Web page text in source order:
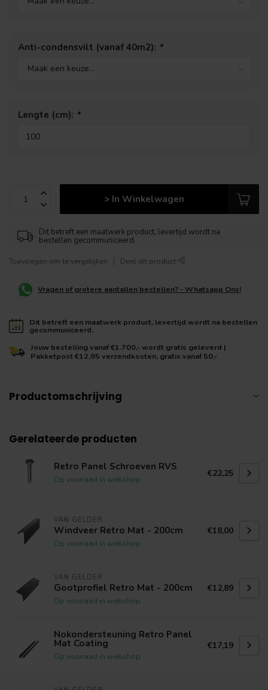
Anti-condensvilt (vanaf 40m2): *
Lengte (cm): *
> In Winkelwagen
Dit betreft een maatwerk product, levertijd wordt na
bestellen gecommuniceerd.
Toevoegen om te vergelijken Deel dit product
Vragen of grotere aantallen bestellen? - Whatsapp Ons!
Dit betreft een maatwerk product, levertijd wordt na bestellen
gecommuniceerd.
Jouw bestelling vanaf €1.700,- wordt gratis geleverd |
Pakketpost €12,95 verzendkosten, gratis vanaf 50,-
Productomschrijving
Gerelateerde producten
Retro Panel Schroeven RVS
Op voorraad in webshop
€22,25
VAN GELDER
Windveer Retro Mat - 200cm
Op voorraad in webshop
€18,00
VAN GELDER
Gootprofiel Retro Mat - 200cm
Op voorraad in webshop
€12,89
Nokondersteuning Retro Panel
Mat Coating
Op voorraad in webshop
€17,19